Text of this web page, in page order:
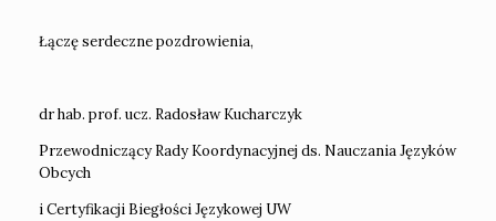
Łączę serdeczne pozdrowienia,
dr hab. prof. ucz. Radosław Kucharczyk
Przewodniczący Rady Koordynacyjnej ds. Nauczania Języków
Obcych
i Certyfikacji Biegłości Językowej UW